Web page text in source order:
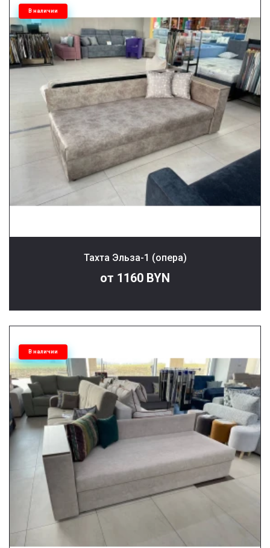
В наличии
Тахта Эльза-1 (опера)
от 1160 BYN
В наличии